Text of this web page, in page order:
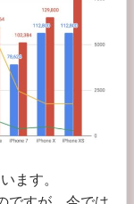
ます。